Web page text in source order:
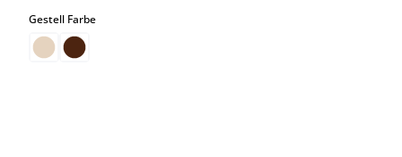
Gestell Farbeauswählen